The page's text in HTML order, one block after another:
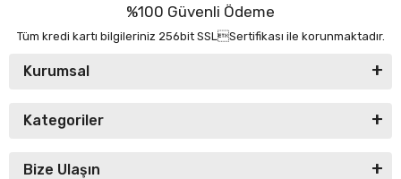
%100 Güvenli Ödeme
Tüm kredi kartı bilgileriniz 256bit SSLSertifikası ile korunmaktadır.
Kurumsal
Kategoriler
Bize Ulaşın